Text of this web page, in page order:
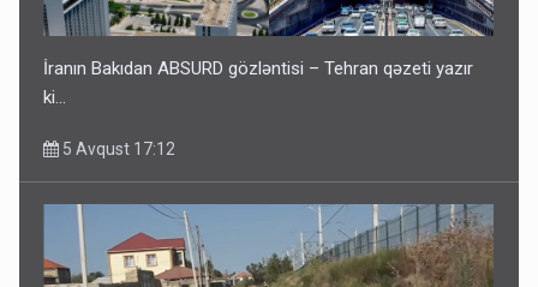
İranın Bakıdan ABSURD gözləntisi – Tehran qəzeti yazır
ki…
5 Avqust 17:12